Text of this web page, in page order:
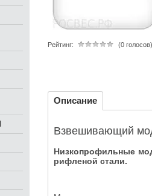
Рейтинг: (0 голосов)
Описание
Взвешивающий
Низкопрофильные
рифленой стали.